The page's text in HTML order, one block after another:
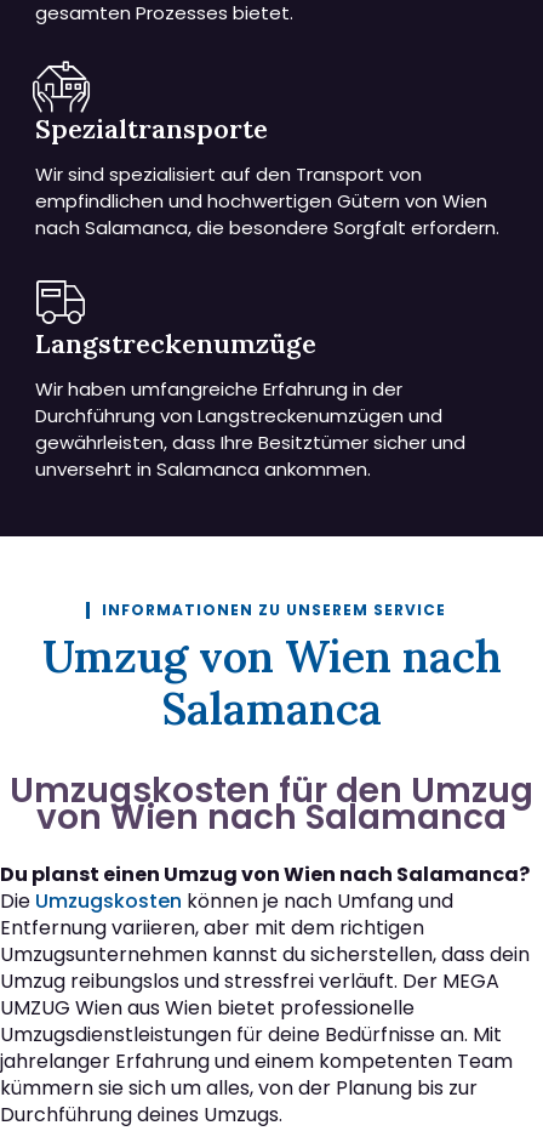
gesamten Prozesses bietet.
Spezialtransporte
Wir sind spezialisiert auf den Transport von
empfindlichen und hochwertigen Gütern von Wien
nach Salamanca, die besondere Sorgfalt erfordern.
Langstreckenumzüge
Wir haben umfangreiche Erfahrung in der
Durchführung von Langstreckenumzügen und
gewährleisten, dass Ihre Besitztümer sicher und
unversehrt in Salamanca ankommen.
INFORMATIONEN ZU UNSEREM SERVICE
Umzug von Wien nach
Salamanca
Umzugskosten für den Umzug
von Wien nach Salamanca
Du planst einen Umzug von Wien nach Salamanca?
Die Umzugskosten können je nach Umfang und
Entfernung variieren, aber mit dem richtigen
Umzugsunternehmen kannst du sicherstellen, dass dein
Umzug reibungslos und stressfrei verläuft. Der MEGA
UMZUG Wien aus Wien bietet professionelle
Umzugsdienstleistungen für deine Bedürfnisse an. Mit
jahrelanger Erfahrung und einem kompetenten Team
kümmern sie sich um alles, von der Planung bis zur
Durchführung deines Umzugs.